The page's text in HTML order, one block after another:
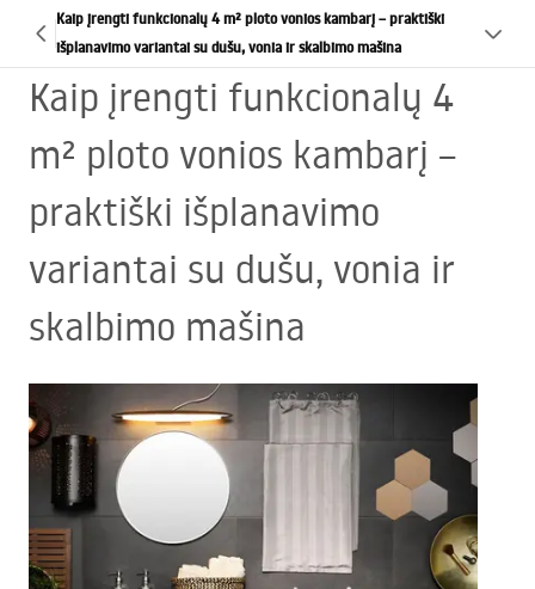
Kaip įrengti funkcionalų 4 m² ploto vonios kambarį – praktiški
išplanavimo variantai su dušu, vonia ir skalbimo mašina
Kaip įrengti funkcionalų 4
m² ploto vonios kambarį –
praktiški išplanavimo
variantai su dušu, vonia ir
skalbimo mašina